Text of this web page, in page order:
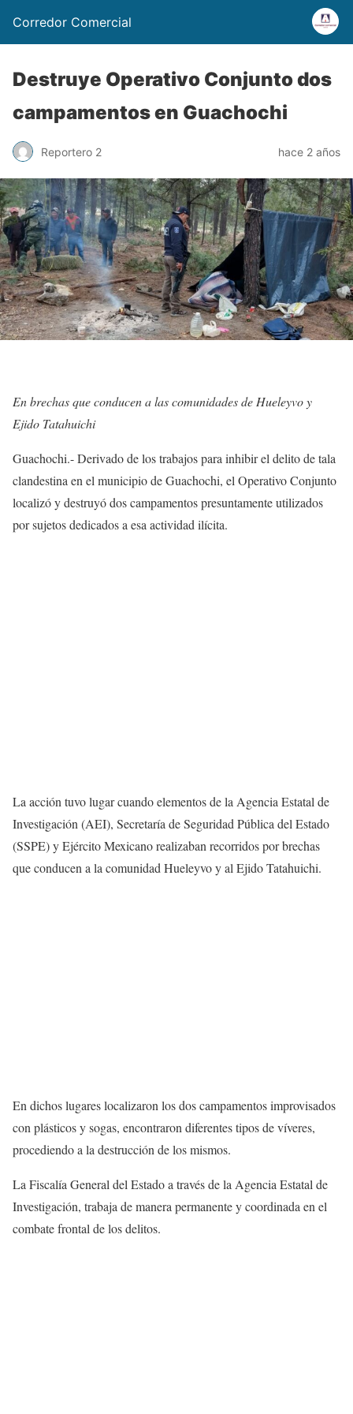
Corredor Comercial
Destruye Operativo Conjunto dos
campamentos en Guachochi
Reportero 2 hace 2 años
En brechas que conducen a las comunidades de Hueleyvo y
Ejido Tatahuichi
Guachochi.- Derivado de los trabajos para inhibir el delito de tala
clandestina en el municipio de Guachochi, el Operativo Conjunto
localizó y destruyó dos campamentos presuntamente utilizados
por sujetos dedicados a esa actividad ilícita.
La acción tuvo lugar cuando elementos de la Agencia Estatal de
Investigación (AEI), Secretaría de Seguridad Pública del Estado
(SSPE) y Ejército Mexicano realizaban recorridos por brechas
que conducen a la comunidad Hueleyvo y al Ejido Tatahuichi.
En dichos lugares localizaron los dos campamentos improvisados
con plásticos y sogas, encontraron diferentes tipos de víveres,
procediendo a la destrucción de los mismos.
La Fiscalía General del Estado a través de la Agencia Estatal de
Investigación, trabaja de manera permanente y coordinada en el
combate frontal de los delitos.